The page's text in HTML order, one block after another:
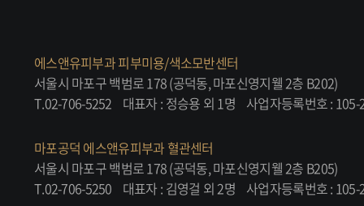
에스앤유피부과 피부미용/색소모반센터
서울시 마포구 백범로 178 (공덕동, 마포신영지웰 2층 B202)
T.02-706-5252
대표자 : 정승용 외 1명 사업자등록번호 :
마포공덕 에스앤유피부과 혈관센터
서울시 마포구 백범로 178 (공덕동, 마포신영지웰 2층 B205)
T.02-706-5250
대표자 : 김영걸 외 2명 사업자등록번호 :